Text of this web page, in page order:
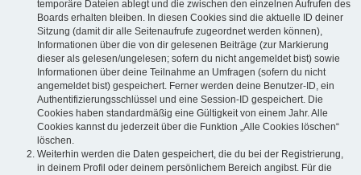
temporäre Dateien ablegt und die zwischen den einzelnen Aufrufen des
Boards erhalten bleiben. In diesen Cookies sind die aktuelle ID deiner
Sitzung (damit dir alle Seitenaufrufe zugeordnet werden können),
Informationen über die von dir gelesenen Beiträge (zur Markierung
dieser als gelesen/ungelesen; sofern du nicht angemeldet bist) sowie
Informationen über deine Teilnahme an Umfragen (sofern du nicht
angemeldet bist) gespeichert. Ferner werden deine Benutzer-ID, ein
Authentifizierungsschlüssel und eine Session-ID gespeichert. Die
Cookies haben standardmäßig eine Gültigkeit von einem Jahr. Alle
Cookies kannst du jederzeit über die Funktion „Alle Cookies löschen“
löschen.
Weiterhin werden die Daten gespeichert, die du bei der Registrierung,
in deinem Profil oder deinem persönlichem Bereich angibst. Für die